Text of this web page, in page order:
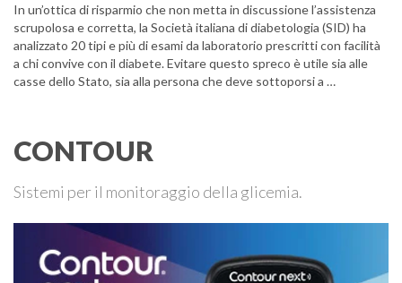
In un’ottica di risparmio che non metta in discussione l’assistenza
scrupolosa e corretta, la Società italiana di diabetologia (SID) ha
analizzato 20 tipi e più di esami da laboratorio prescritti con facilità
a chi convive con il diabete. Evitare questo spreco è utile sia alle
casse dello Stato, sia alla persona che deve sottoporsi a …
CONTOUR
Sistemi per il monitoraggio della glicemia.